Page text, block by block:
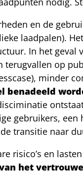
en de
laadpalen).
In het geval
terugvallen op
minder
benadeeld
gebruikers,
transitie naar
risico’s en
het